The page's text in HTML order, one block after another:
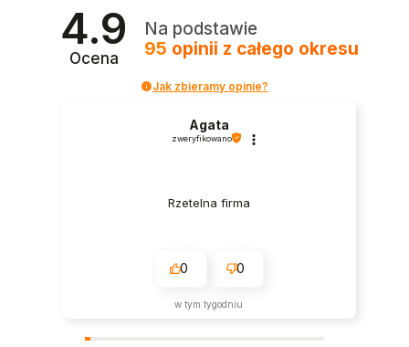
4.9
Ocena
Na podstawie
95 opinii z całego okresu
Jak zbieramy opinie?
Agata
zweryfikowano
Rzetelna firma
0 0
w tym tygodniu